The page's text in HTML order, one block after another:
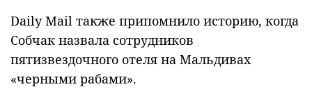
Daily Mail также припомнило историю, когда
Собчак назвала сотрудников
пятизвездочного отеля на Мальдивах
«черными рабами».